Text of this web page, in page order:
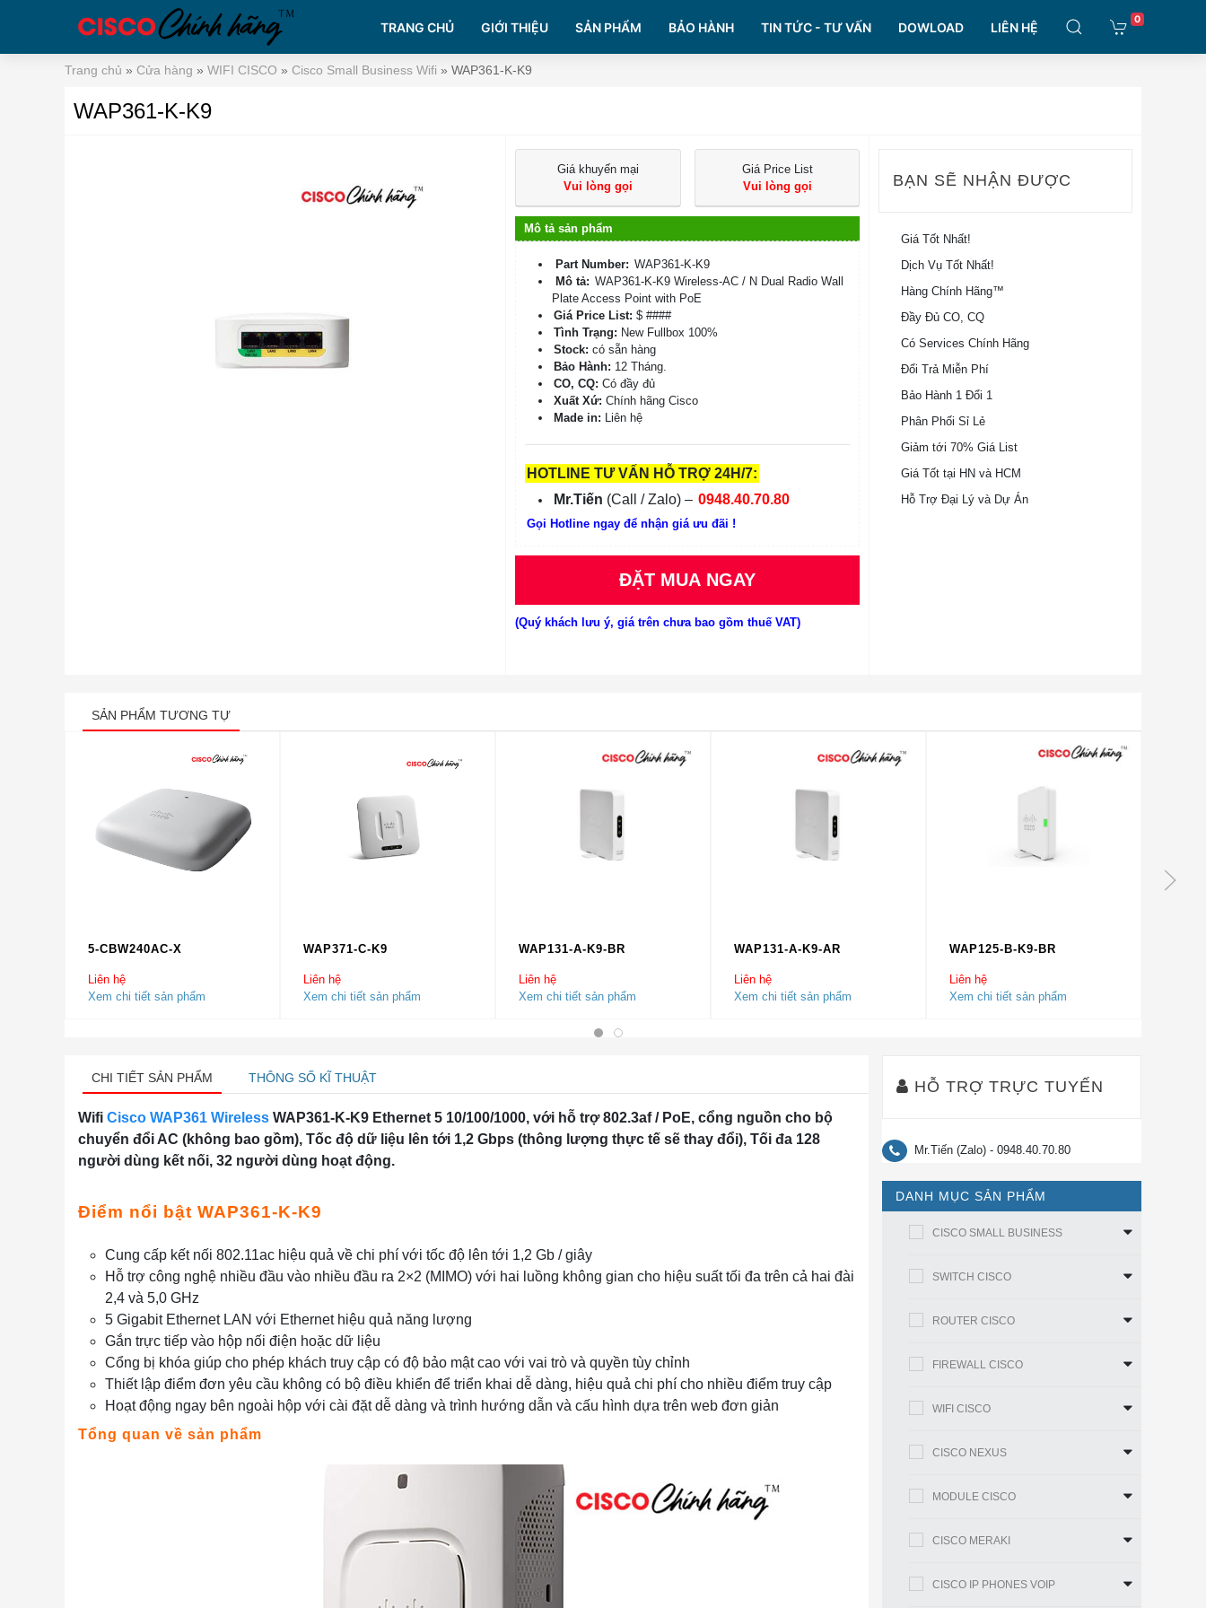
TRANG CHỦ GIỚI THIỆU SẢN PHẨM BẢO HÀNH TIN TỨC - TƯ VẤN DOWLOAD LIÊN HỆ
0
Trang chủ » Cửa hàng » WIFI CISCO » Cisco Small Business Wifi » WAP361-K-K9
WAP361-K-K9
Giá khuyến mại
Vui lòng gọi
Giá Price List
Vui lòng gọi
Mô tả sản phẩm
Part Number: WAP361-K-K9
Mô tả: WAP361-K-K9 Wireless-AC / N Dual Radio Wall
Plate Access Point with PoE
Giá Price List: $ ####
Tình Trạng: New Fullbox 100%
Stock: có sẵn hàng
Bảo Hành: 12 Tháng.
CO, CQ:Có đầy đủ
Xuất Xứ: Chính hãng Cisco
Made in: Liên hệ
HOTLINE TƯ VẤN HỖ TRỢ 24H/7:
Mr.Tiến (Call / Zalo) – 0948.40.70.80
Gọi Hotline ngay để nhận giá ưu đãi !
ĐẶT MUA NGAY
(Quý khách lưu ý, giá trên chưa bao gồm thuế VAT)
BẠN SẼ NHẬN ĐƯỢC
Giá Tốt Nhất!
Dịch Vụ Tốt Nhất!
Hàng Chính Hãng™
Đầy Đủ CO, CQ
Có Services Chính Hãng
Đổi Trả Miễn Phí
Bảo Hành 1 Đổi 1
Phân Phối Sỉ Lẻ
Giảm tới 70% Giá List
Giá Tốt tại HN và HCM
Hỗ Trợ Đại Lý và Dự Án
SẢN PHẨM TƯƠNG TỰ
5-CBW240AC-X
Liên hệ
Xem chi tiết sản phẩm
WAP371-C-K9
Liên hệ
Xem chi tiết sản phẩm
WAP131-A-K9-BR
Liên hệ
Xem chi tiết sản phẩm
WAP131-A-K9-AR
Liên hệ
Xem chi tiết sản phẩm
WAP125-B-K9-BR
Liên hệ
Xem chi tiết sản phẩm
CHI TIẾT SẢN PHẨM THÔNG SỐ KĨ THUẬT
Wifi Cisco WAP361 Wireless WAP361-K-K9 Ethernet 5 10/100/1000, với hỗ trợ 802.3af / PoE, cổng nguồn cho bộ
chuyển đổi AC (không bao gồm), Tốc độ dữ liệu lên tới 1,2 Gbps (thông lượng thực tế sẽ thay đổi), Tối đa 128
người dùng kết nối, 32 người dùng hoạt động.
Điểm nổi bật WAP361-K-K9
Cung cấp kết nối 802.11ac hiệu quả về chi phí với tốc độ lên tới 1,2 Gb / giây
Hỗ trợ công nghệ nhiều đầu vào nhiều đầu ra 2×2 (MIMO) với hai luồng không gian cho hiệu suất tối đa trên cả hai đài
2,4 và 5,0 GHz
5 Gigabit Ethernet LAN với Ethernet hiệu quả năng lượng
Gắn trực tiếp vào hộp nối điện hoặc dữ liệu
Cổng bị khóa giúp cho phép khách truy cập có độ bảo mật cao với vai trò và quyền tùy chỉnh
Thiết lập điểm đơn yêu cầu không có bộ điều khiển để triển khai dễ dàng, hiệu quả chi phí cho nhiều điểm truy cập
Hoạt động ngay bên ngoài hộp với cài đặt dễ dàng và trình hướng dẫn và cấu hình dựa trên web đơn giản
Tổng quan về sản phẩm
HỖ TRỢ TRỰC TUYẾN
Mr.Tiến (Zalo) - 0948.40.70.80
DANH MỤC SẢN PHẨM
CISCO SMALL BUSINESS
SWITCH CISCO
ROUTER CISCO
FIREWALL CISCO
WIFI CISCO
CISCO NEXUS
MODULE CISCO
CISCO MERAKI
CISCO IP PHONES VOIP